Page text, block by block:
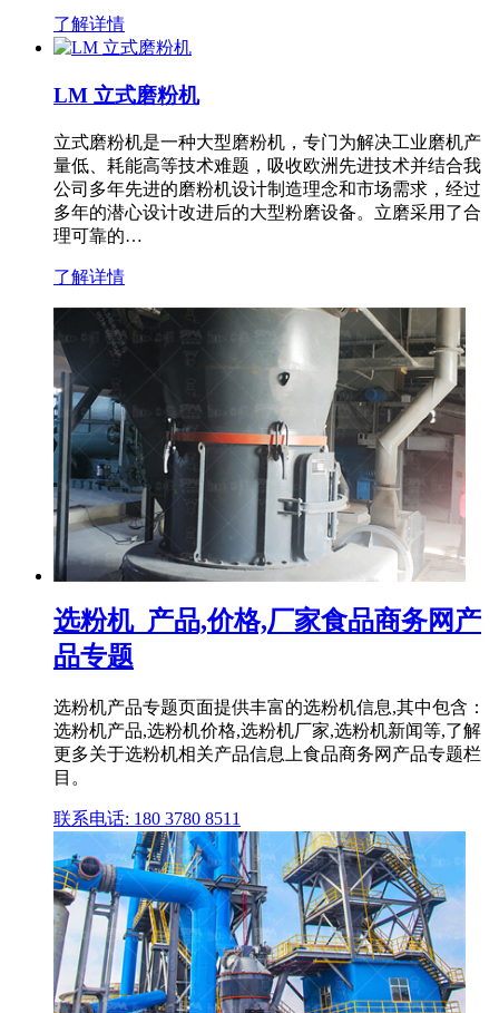
了解详情
LM 立式磨粉机
立式磨粉机是一种大型磨粉机，专门为解决工业磨机产
量低、耗能高等技术难题，吸收欧洲先进技术并结合我
公司多年先进的磨粉机设计制造理念和市场需求，经过
多年的潜心设计改进后的大型粉磨设备。立磨采用了合
理可靠的…
了解详情
选粉机_产品,价格,厂家食品商务网产
品专题
选粉机产品专题页面提供丰富的选粉机信息,其中包含：
选粉机产品,选粉机价格,选粉机厂家,选粉机新闻等,了解
更多关于选粉机相关产品信息上食品商务网产品专题栏
目。
联系电话: 180 3780 8511